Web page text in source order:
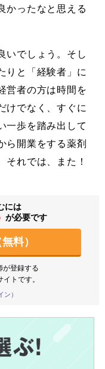
かったなと思える
いでしょう。そし
りと「経験者」に
営者の方は時間を
けでなく、すぐに
一歩を踏み出して
ら開業をする薬剤
それでは、また！
には
が必要です
料）
が登録する
トです。
）